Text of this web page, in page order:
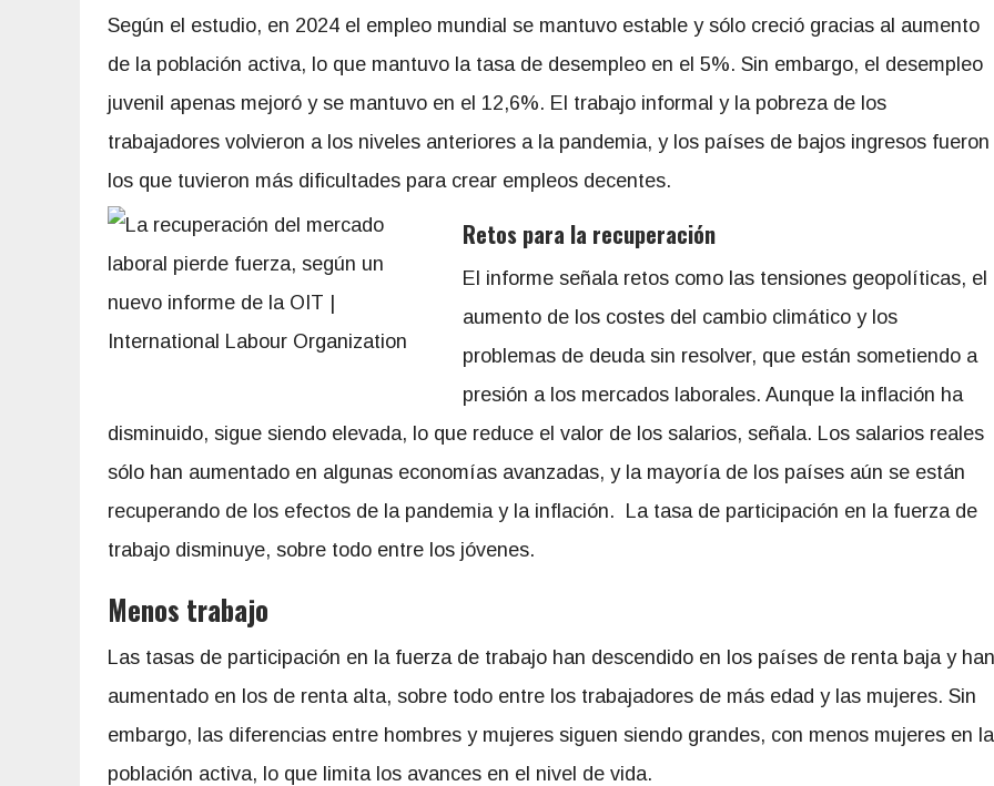
Según el estudio, en 2024 el empleo mundial se mantuvo estable y sólo creció gracias al aumento
de la población activa, lo que mantuvo la tasa de desempleo en el 5%. Sin embargo, el desempleo
juvenil apenas mejoró y se mantuvo en el 12,6%. El trabajo informal y la pobreza de los
trabajadores volvieron a los niveles anteriores a la pandemia, y los países de bajos ingresos fueron
los que tuvieron más dificultades para crear empleos decentes.
Retos para la recuperación
El informe señala retos como las tensiones geopolíticas, el
aumento de los costes del cambio climático y los
problemas de deuda sin resolver, que están sometiendo a
presión a los mercados laborales. Aunque la inflación ha
disminuido, sigue siendo elevada, lo que reduce el valor de los salarios, señala. Los salarios reales
sólo han aumentado en algunas economías avanzadas, y la mayoría de los países aún se están
recuperando de los efectos de la pandemia y la inflación. La tasa de participación en la fuerza de
trabajo disminuye, sobre todo entre los jóvenes.
Menos trabajo
Las tasas de participación en la fuerza de trabajo han descendido en los países de renta baja y han
aumentado en los de renta alta, sobre todo entre los trabajadores de más edad y las mujeres. Sin
embargo, las diferencias entre hombres y mujeres siguen siendo grandes, con menos mujeres en la
población activa, lo que limita los avances en el nivel de vida.